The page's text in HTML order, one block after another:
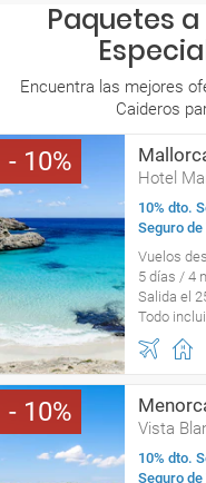
Paquetes
Encuentra las mejores
Caideros
10
Hotel
10% dto.
Seguro
Vuelos
5 días / 4
Salida el
Todo
10
Vista
10% dto.
Seguro